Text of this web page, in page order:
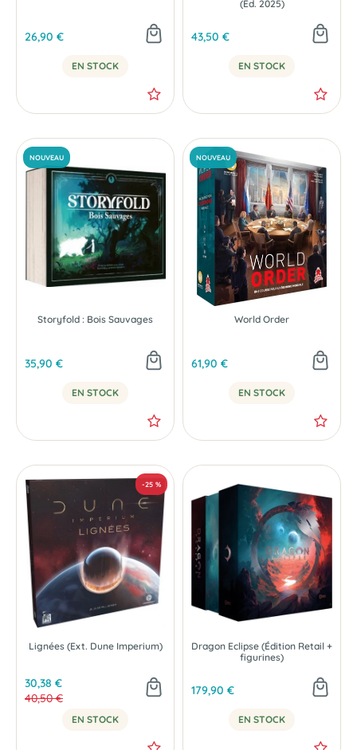
26,90 €
EN STOCK
(Éd. 2025)
43,50 €
EN STOCK
Storyfold : Bois Sauvages
35,90 €
EN STOCK
World Order
61,90 €
EN STOCK
Lignées (Ext. Dune Imperium)
30,38 €
40,50 €
EN STOCK
Dragon Eclipse (Édition Retail +
figurines)
179,90 €
EN STOCK